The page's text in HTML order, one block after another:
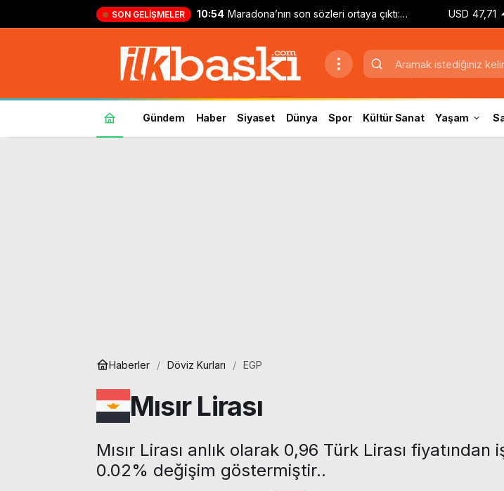
SON GELIŞMELER 10:54 Maradona’nın son sözleri ortaya çıktı: USD 47,71
Gündem Haber Siyaset Dünya Spor Kültür Sanat Yaşam
Haberler Döviz Kurları EGP
Mısır Lirası
Mısır Lirası anlık olarak 0,96 Türk Lirası
0.02% değişim göstermiştir..